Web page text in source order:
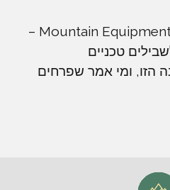
מבחן שטח: Mountain Equipment Comici –
טכניים
הזו, ומי אמר שפרחים